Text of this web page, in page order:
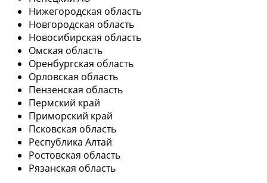
Нижегородская область
Новгородская область
Новосибирская область
Омская область
Оренбургская область
Орловская область
Пензенская область
Пермский край
Приморский край
Псковская область
Республика Алтай
Ростовская область
Рязанская область